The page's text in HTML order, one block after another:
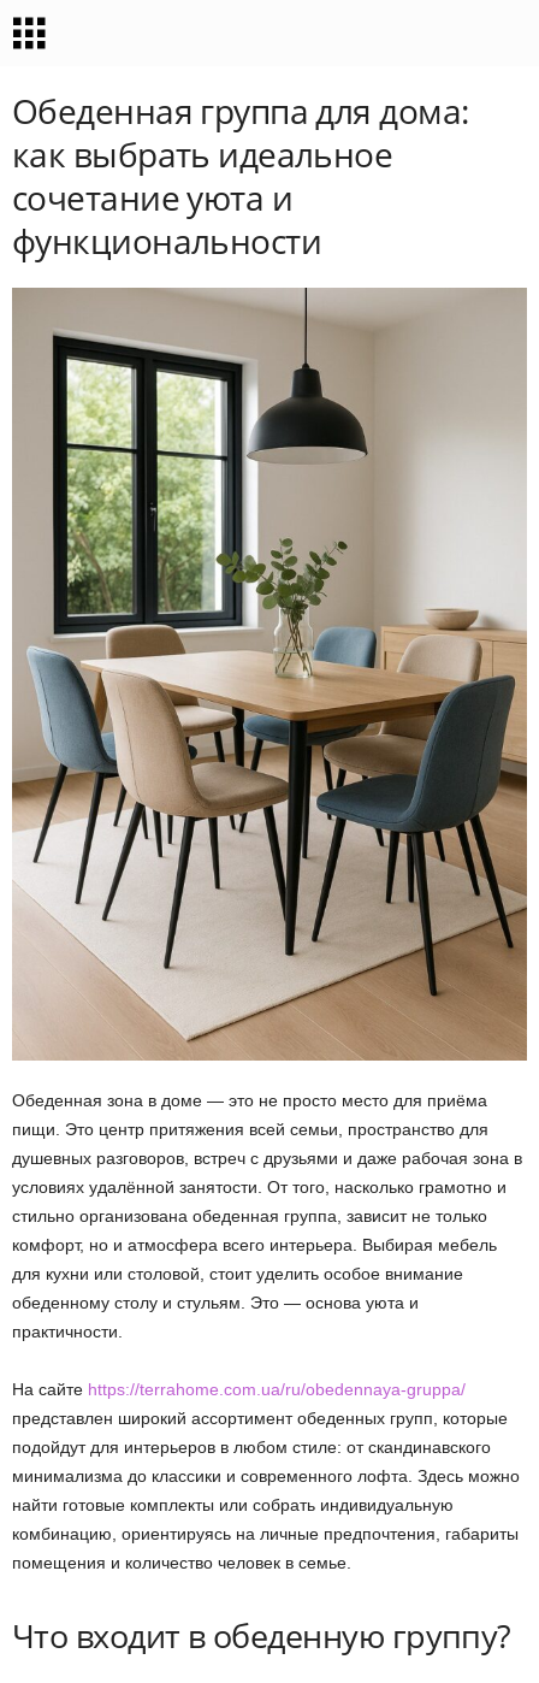
Обеденная группа для дома:
как выбрать идеальное
сочетание уюта и
функциональности
Обеденная зона в доме — это не просто место для приёма
пищи. Это центр притяжения всей семьи, пространство для
душевных разговоров, встреч с друзьями и даже рабочая зона в
условиях удалённой занятости. От того, насколько грамотно и
стильно организована обеденная группа, зависит не только
комфорт, но и атмосфера всего интерьера. Выбирая мебель
для кухни или столовой, стоит уделить особое внимание
обеденному столу и стульям. Это — основа уюта и
практичности.
На сайте https://terrahome.com.ua/ru/obedennaya-gruppa/
представлен широкий ассортимент обеденных групп, которые
подойдут для интерьеров в любом стиле: от скандинавского
минимализма до классики и современного лофта. Здесь можно
найти готовые комплекты или собрать индивидуальную
комбинацию, ориентируясь на личные предпочтения, габариты
помещения и количество человек в семье.
Что входит в обеденную группу?